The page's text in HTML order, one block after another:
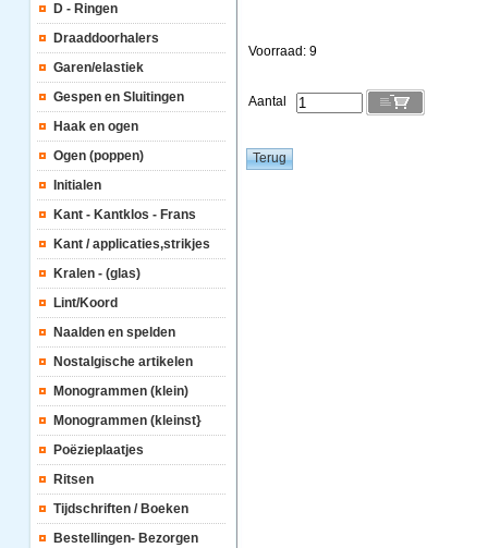
D - Ringen
Draaddoorhalers
Garen/elastiek
Gespen en Sluitingen
Haak en ogen
Ogen (poppen)
Initialen
Kant - Kantklos - Frans
Kant / applicaties,strikjes
Kralen - (glas)
Lint/Koord
Naalden en spelden
Nostalgische artikelen
Monogrammen (klein)
Monogrammen (kleinst}
Poëzieplaatjes
Ritsen
Tijdschriften / Boeken
Bestellingen- Bezorgen
Voorraad: 9
Aantal